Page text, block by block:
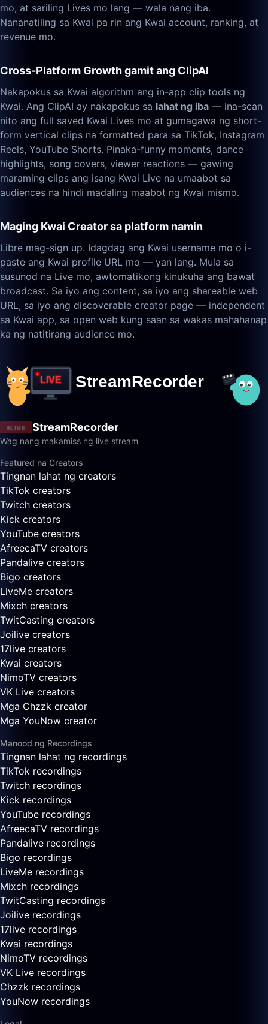
mo, at sariling Lives mo lang — wala nang iba.
Nananatiling sa Kwai pa rin ang Kwai account, ranking, at
revenue mo.
Cross-Platform Growth gamit ang ClipAI
Nakapokus sa Kwai algorithm ang in-app clip tools ng
Kwai. Ang ClipAI ay nakapokus sa lahat ng iba — ina-scan
nito ang full saved Kwai Lives mo at gumagawa ng short-
form vertical clips na formatted para sa TikTok, Instagram
Reels, YouTube Shorts. Pinaka-funny moments, dance
highlights, song covers, viewer reactions — gawing
maraming clips ang isang Kwai Live na umaabot sa
audiences na hindi madaling maabot ng Kwai mismo.
Maging Kwai Creator sa platform namin
Libre mag-sign up. Idagdag ang Kwai username mo o i-
paste ang Kwai profile URL mo — yan lang. Mula sa
susunod na Live mo, awtomatikong kinukuha ang bawat
broadcast. Sa iyo ang content, sa iyo ang shareable web
URL, sa iyo ang discoverable creator page — independent
sa Kwai app, sa open web kung saan sa wakas mahahanap
ka ng natitirang audience mo.
LIVE StreamRecorder
Wag nang makamiss ng live stream
Featured na Creators
Tingnan lahat ng creators
TikTok creators
Twitch creators
Kick creators
YouTube creators
AfreecaTV creators
Pandalive creators
Bigo creators
LiveMe creators
Mixch creators
TwitCasting creators
Joilive creators
17live creators
Kwai creators
NimoTV creators
VK Live creators
Mga Chzzk creator
Mga YouNow creator
Manood ng Recordings
Tingnan lahat ng recordings
TikTok recordings
Twitch recordings
Kick recordings
YouTube recordings
AfreecaTV recordings
Pandalive recordings
Bigo recordings
LiveMe recordings
Mixch recordings
TwitCasting recordings
Joilive recordings
17live recordings
Kwai recordings
NimoTV recordings
VK Live recordings
Chzzk recordings
YouNow recordings